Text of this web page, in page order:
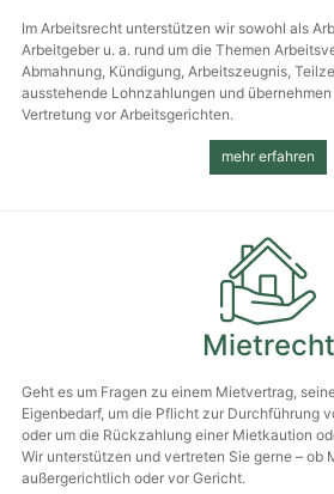
Im Arbeitsrecht unterstützen wir sowohl als
Arbeitgeber u. a. rund um die Themen
Abmahnung, Kündigung, Arbeits­zeugnis,
ausstehende Lohn­zahlungen und
Vertretung vor Arbeits­gerichten.
mehr erfahren
Mietrecht
Geht es um Fragen zu einem Miet­vertrag,
Eigen­bedarf, um die Pflicht zur Durch­führung
oder um die Rück­zahlung einer Miet­kaution
Wir unterstützen und vertreten Sie gerne – ob
außer­gericht­lich oder vor Gericht.